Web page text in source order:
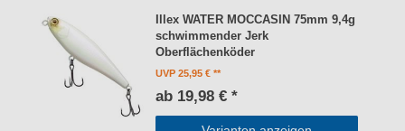
Illex WATER MOCCASIN 75mm 9,4g
schwimmender Jerk
Oberflächenköder
UVP 25,95 €
ab 19,98 € *